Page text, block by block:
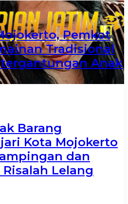
Pemkot
Tradisional
Anak
Barang
Kota Mojokerto
dan
Lelang